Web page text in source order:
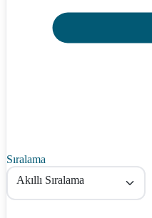
Sıralama
Akıllı Sıralama